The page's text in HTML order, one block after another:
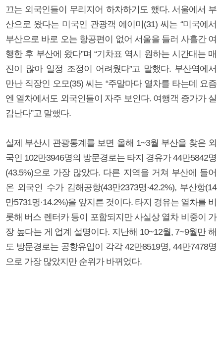
끄는 외국인들이 무리지어 하차하기도 했다. 서울에서 부
산으로 왔다는 미국인 관광객 에이미(31) 씨는 “미국에서
부산으로 바로 오는 항공편이 없어 서울을 들러 사흘간 여
행한 후 부산에 왔다”며 “기차표 역시 원하는 시간대는 매
진이 많아 일정 조정이 어려웠다”고 말했다. 부산역에서
만난 직장인 오모(35) 씨는 “주말마다 열차를 타는데 요즘
엔 열차에서도 외국인들이 자주 보인다. 여행객 증가가 실
감난다”고 말했다.
실제 부산시 관광통계를 보면 올해 1~3월 부산을 찾은 외
국인 102만3946명의 방문경로는 타지 경유가 44만5842명
(43.5%)으로 가장 많았다. 다른 지역을 거쳐 부산에 들어
온 외국인 수가 김해공항(43만2373명·42.2%), 부산항(14
만5731명·14.2%)을 앞지른 것이다. 타지 경유는 열차를 비
롯해 버스 렌터카 등이 포함되지만 사실상 열차 비중이 가
장 높다는 게 업계 설명이다. 지난해 10~12월, 7~9월만 해
도 방문경로는 공항유입이 각각 42만8519명, 44만7478명
으로 가장 많았지만 순위가 바뀌었다.